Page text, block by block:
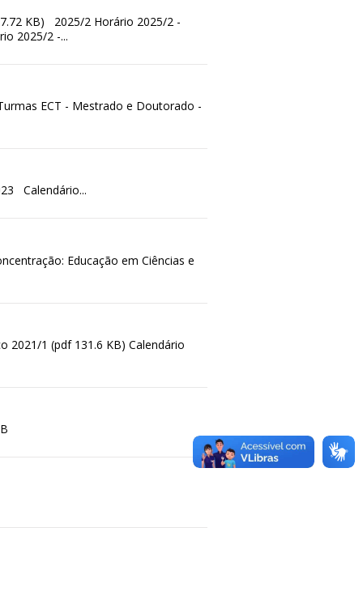
KB) 2025/2 Horário 2025/2 -
2025/2 -...
ECT - Mestrado e Doutorado -
Calendário...
Educação em Ciências e
2021/1 (pdf 131.6 KB) Calendário